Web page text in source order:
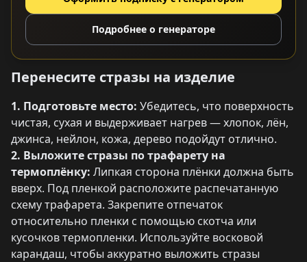
Подробнее о генераторе
Перенесите стразы на изделие
1. Подготовьте место: Убедитесь, что поверхность
чистая, сухая и выдерживает нагрев — хлопок, лён,
джинса, нейлон, кожа, дерево подойдут отлично.
2. Выложите стразы по трафарету на
термоплёнку: Липкая сторона плёнки должна быть
вверх. Под пленкой расположите распечатанную
схему трафарета. Закрепите отпечаток
относительно пленки с помощью скотча или
кусочков термопленки. Используйте восковой
карандаш, чтобы аккуратно выложить стразы